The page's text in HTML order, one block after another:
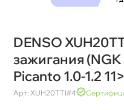
DENSO
зажигания
Picanto 1.0-1.2
Арт: XUH20TTI#4
Карта